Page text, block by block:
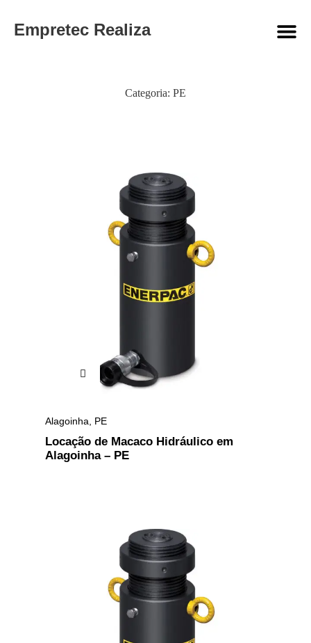
Empretec Realiza
Categoria: PE
Alagoinha PE
Locação de Macaco Hidráulico em
Alagoinha – PE